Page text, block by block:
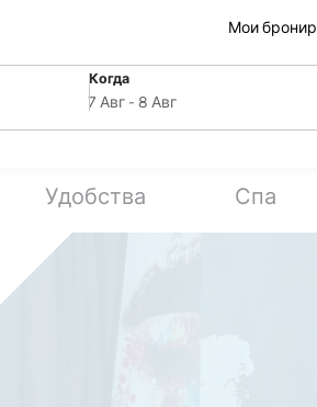
Мои
Когда
SelectDate
7 Авг- 8 Авг
Удобства Спа